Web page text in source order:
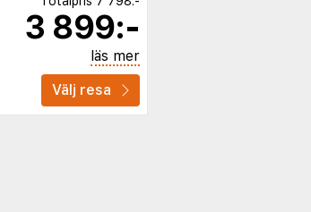
3 899:-
läs mer
Välj resa